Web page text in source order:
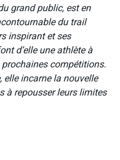
grand public, est en
du trail
inspirant et ses
d’elle une athlète à
compétitions.
incarne la nouvelle
à repousser leurs limites